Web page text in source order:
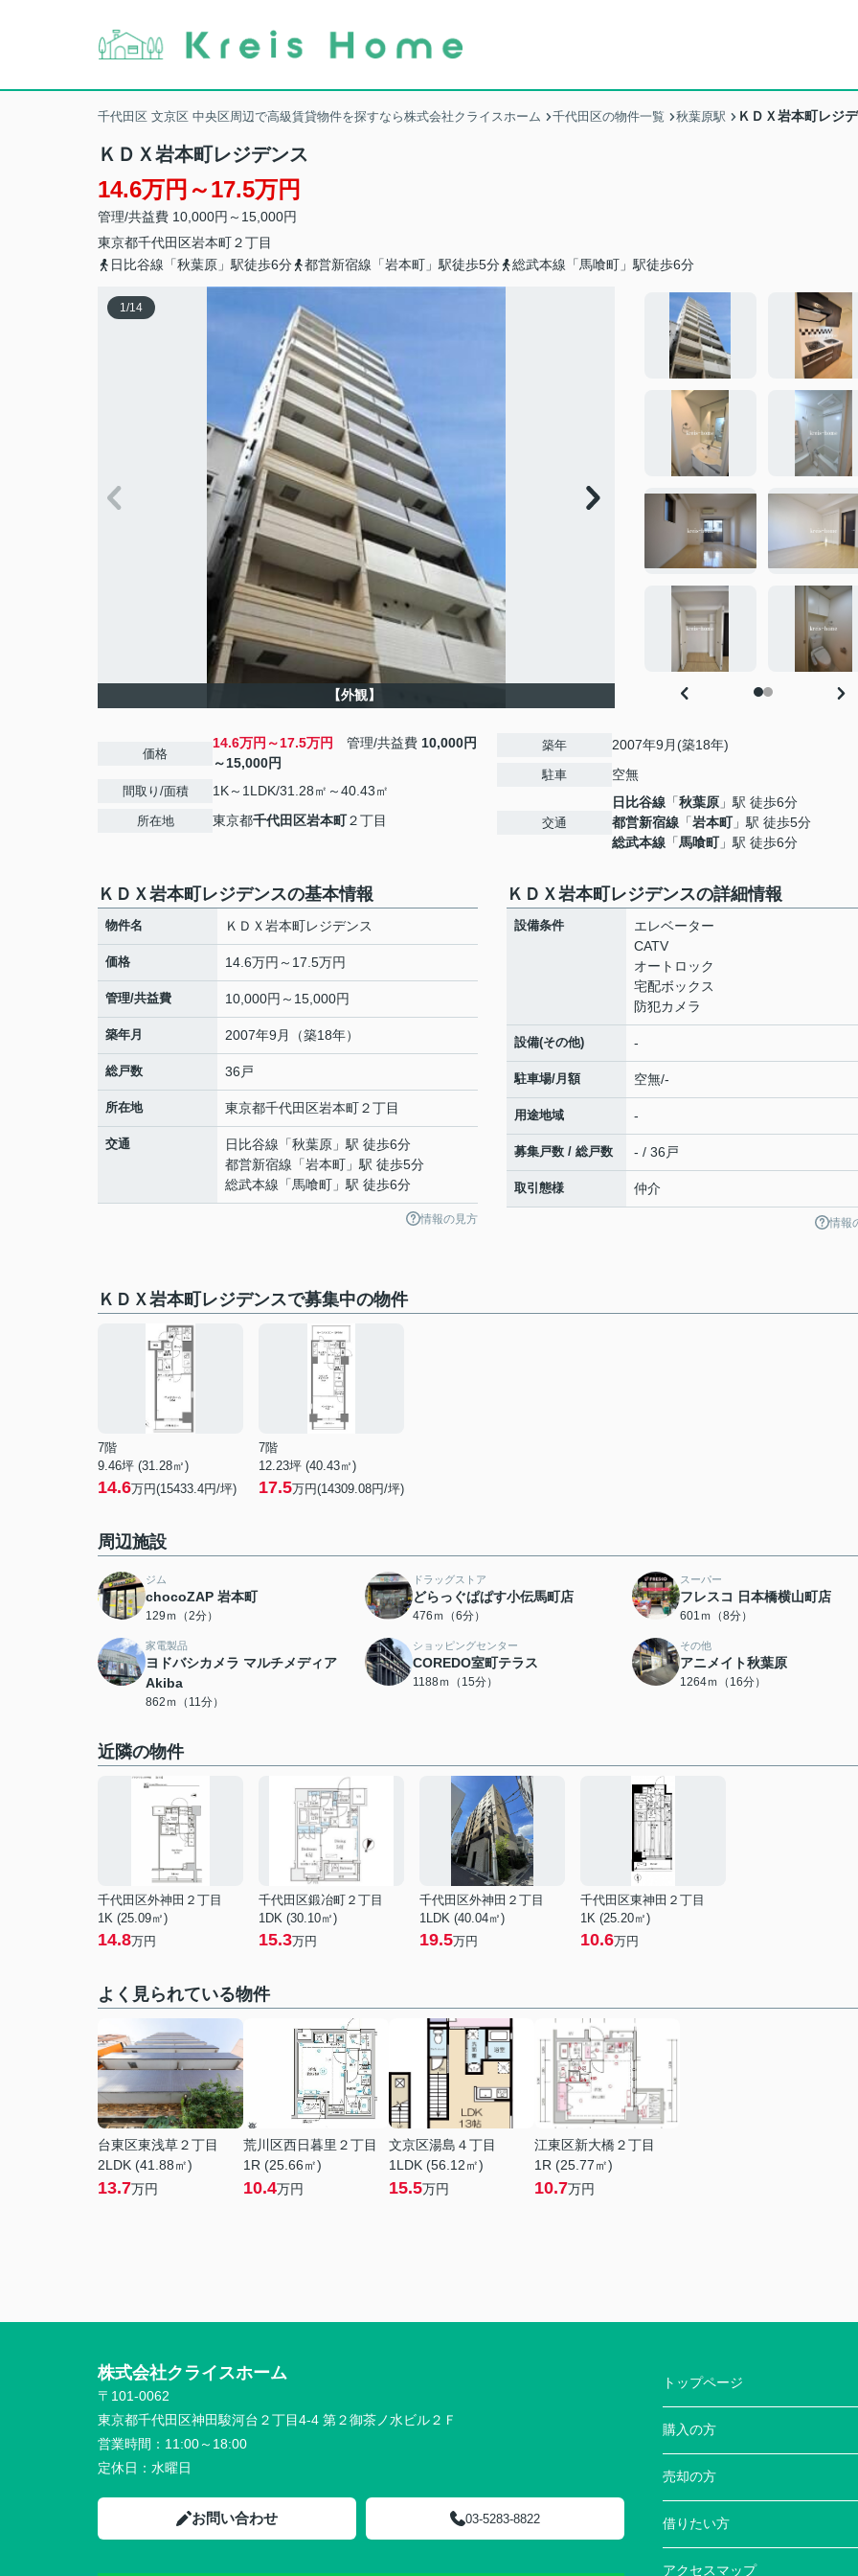
千代田区 文京区 中央区周辺で高級賃貸物件を探すなら株式会社クライスホーム 千代田区の物件一覧 秋葉原駅 ＫＤＸ岩本町レジ
ＫＤＸ岩本町レジデンス
14.6万円～17.5万円
管理/共益費 10,000円～15,000円
東京都千代田区岩本町２丁目
日比谷線「秋葉原」駅徒歩6分
都営新宿線「岩本町」駅徒歩5分 総武本線「馬喰町」駅徒歩6分
1/14
【外観】
価格
14.6万円～17.5万円 管理/共益費 10,000円
～15,000円
間取り/面積 1K～1LDK/31.28㎡～40.43㎡
所在地 東京都千代田区岩本町２丁目
築年 2007年9月(築18年)
駐車 空無
交通
日比谷線 「秋葉原 」駅 徒歩6分
都営新宿線 「岩本町」駅 徒歩5分
総武本線 「馬喰町」駅 徒歩6分
ＫＤＸ岩本町レジデンスの基本情報
物件名 ＫＤＸ岩本町レジデンス
価格 14.6万円～17.5万円
管理/共益費 10,000円～15,000円
築年月 2007年9月（築18年）
総戸数 36戸
所在地 東京都千代田区岩本町２丁目
交通 日比谷線 「秋葉原 」駅 徒歩6分
都営新宿線 「岩本町 」駅 徒歩5分
総武本線 「馬喰町 」駅 徒歩6分
情報の見方
ＫＤＸ岩本町レジデンスの詳細情報
設備条件
エレベーター
CATV
オートロック
宅配ボックス
防犯カメラ
設備(その他) -
駐車場/月額 空無/-
用途地域 -
募集戸数 / 総戸数 - / 36戸
取引態様 仲介
情報
ＫＤＸ岩本町レジデンスで募集中の物件
7階
9.46坪 (31.28㎡)
14.6万円(15433.4円/坪)
7階
12.23坪 (40.43㎡)
17.5万円(14309.08円/坪)
周辺施設
ジム
chocoZAP 岩本町
129ｍ（2分）
ドラッグストア
どらっぐぱぱす小伝馬町店
476ｍ（6分）
スーパー
フレスコ 日本橋横山町店
601ｍ（8分）
家電製品
ヨドバシカメラ マルチメディア
Akiba
862ｍ（11分）
ショッピングセンター
COREDO室町テラス
1188ｍ（15分）
その他
アニメイト秋葉原
1264ｍ（16分）
近隣の物件
千代田区外神田２丁目
1K (25.09㎡)
14.8万円
千代田区鍛冶町２丁目
1DK (30.10㎡)
15.3万円
千代田区外神田２丁目
1LDK (40.04㎡)
19.5万円
千代田区東神田２丁目
1K (25.20㎡)
10.6万円
よく見られている物件
台東区東浅草２丁目
2LDK (41.88㎡)
13.7万円
荒川区西日暮里２丁目
1R (25.66㎡)
10.4万円
文京区湯島４丁目
1LDK (56.12㎡)
15.5万円
江東区新大橋２丁目
1R (25.77㎡)
10.7万円
株式会社クライスホーム
〒101-0062
東京都千代田区神田駿河台２丁目4-4 第２御茶ノ水ビル２Ｆ
営業時間： 11:00～18:00
定休日： 水曜日
お問い合わせ 03-5283-8822
トップページ
購入の方
売却の方
借りたい方
アクセスマップ